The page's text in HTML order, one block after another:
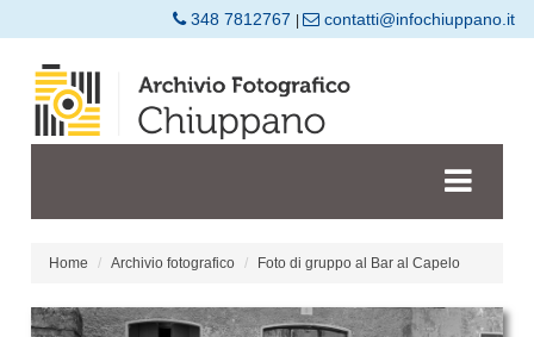
348 7812767 contatti@infochiuppano.it
Home Archivio fotografico Foto di gruppo al Bar al Capelo